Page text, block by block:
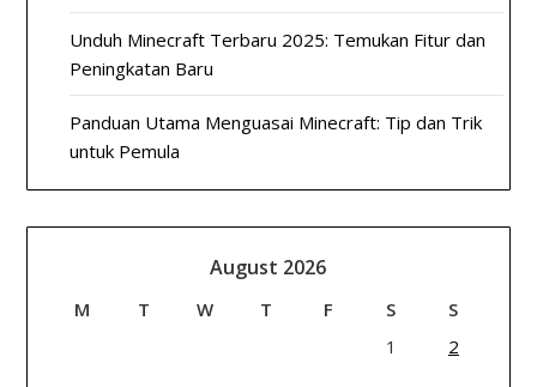
Unduh Minecraft Terbaru 2025: Temukan Fitur dan
Peningkatan Baru
Panduan Utama Menguasai Minecraft: Tip dan Trik
untuk Pemula
August 2026
M T W T F S
S
1
2